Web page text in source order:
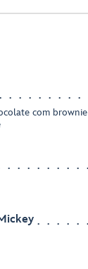
com brownie